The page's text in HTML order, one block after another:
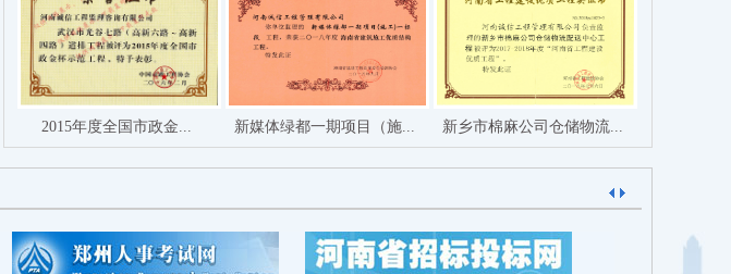
商丘师范学院中德友谊大厦 海南省新媒体绿都项目 省直青年人才公寓航港南苑
2015年度全国市政金... 新媒体绿都一期项目（施... 新乡市棉麻公司仓储物流...